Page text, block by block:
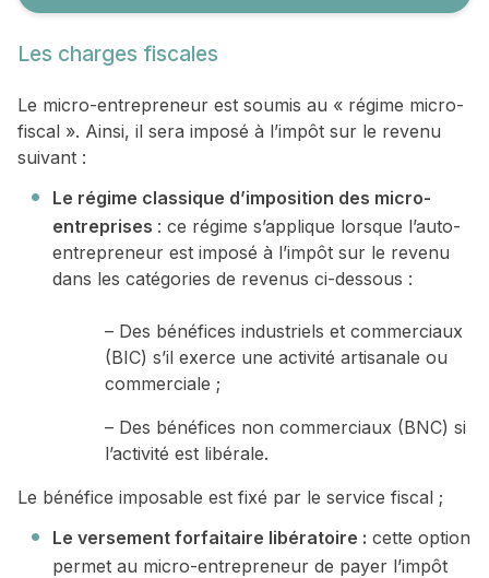
Les charges fiscales
Le micro-entrepreneur est soumis au « régime micro-
fiscal ». Ainsi, il sera imposé à l’impôt sur le revenu
suivant :
Le régime classique d’imposition des micro-
entreprises : ce régime s’applique lorsque l’auto-
entrepreneur est imposé à l’impôt sur le revenu
dans les catégories de revenus ci-dessous :
– Des bénéfices industriels et commerciaux
(BIC) s’il exerce une activité artisanale ou
commerciale ;
– Des bénéfices non commerciaux (BNC) si
l’activité est libérale.
Le bénéfice imposable est fixé par le service fiscal ;
Le versement forfaitaire libératoire : cette option
permet au micro-entrepreneur de payer l’impôt